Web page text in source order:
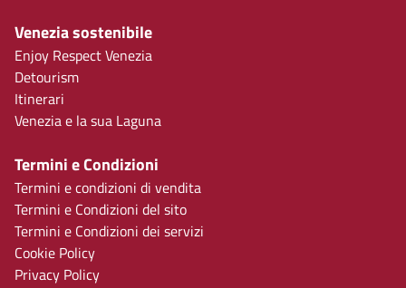
Venezia sostenibile
Enjoy Respect Venezia
Detourism
Itinerari
Venezia e la sua Laguna
Termini e Condizioni
Termini e condizioni di vendita
Termini e Condizioni del sito
Termini e Condizioni dei servizi
Cookie Policy
Privacy Policy